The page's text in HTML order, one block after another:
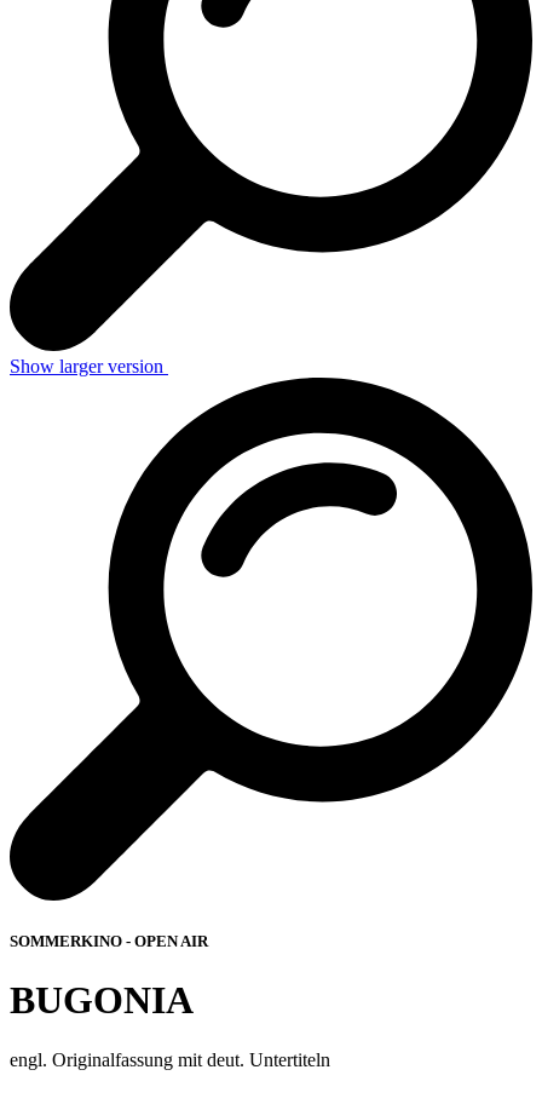
Show larger version
SOMMERKINO - OPEN AIR
BUGONIA
engl. Originalfassung mit deut. Untertiteln